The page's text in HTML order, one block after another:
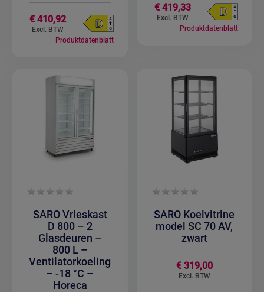
€ 410,92
Produktdatenblatt
€ 419,33
Produktdatenblatt
SARO Vrieskast
D 800 – 2
Glasdeuren –
800 L –
Ventilatorkoeling
– -18 °C –
Horeca
SARO Koelvitrine
model SC 70 AV,
zwart
€ 319,00